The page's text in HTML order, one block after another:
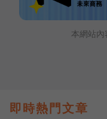
本網站內
即時熱門文章